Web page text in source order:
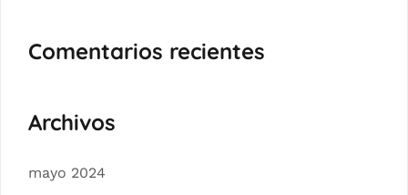
Comentarios recientes
Archivos
mayo 2024